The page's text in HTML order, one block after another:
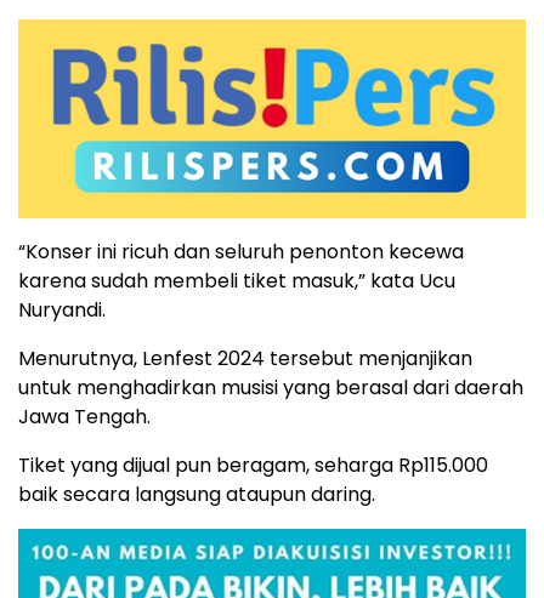
“Konser ini ricuh dan seluruh penonton kecewa
karena sudah membeli tiket masuk,” kata Ucu
Nuryandi.
Menurutnya, Lenfest 2024 tersebut menjanjikan
untuk menghadirkan musisi yang berasal dari daerah
Jawa Tengah.
Tiket yang dijual pun beragam, seharga Rp115.000
baik secara langsung ataupun daring.